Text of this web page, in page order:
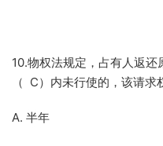
10.物权法规定，占有人返
（ C）内未行使的，该请求
A. 半年